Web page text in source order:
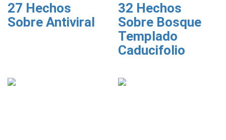
27 Hechos
Sobre Antiviral
32 Hechos
Sobre Bosque
Templado
Caducifolio